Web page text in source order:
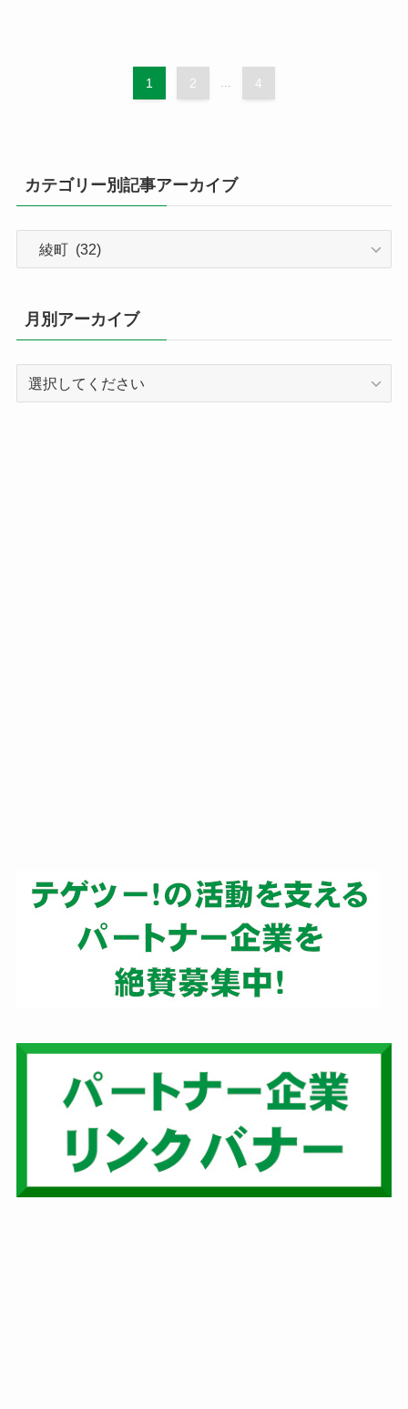
1 2 ... 4
カテゴリー別記事アーカイブ
リ
ー
記
事
月別アーカイブ